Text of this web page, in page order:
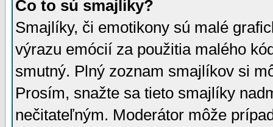
Čo to sú smajlíky?
Smajlíky, či emotikony sú malé
výrazu emócií za použitia malého
smutný. Plný zoznam smajlíkov si
Prosím, snažte sa tieto smajlíky
nečitateľným. Moderátor môže